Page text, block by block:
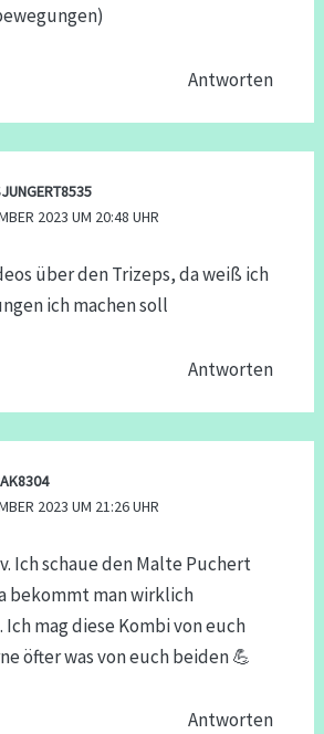
Antworten
2023 UM 20:48 UHR
über den Trizeps, da weiß ich
ich machen soll
Antworten
2023 UM 21:26 UHR
Ich schaue den Malte Puchert
bekommt man wirklich
mag diese Kombi von euch
öfter was von euch beiden 💪
Antworten